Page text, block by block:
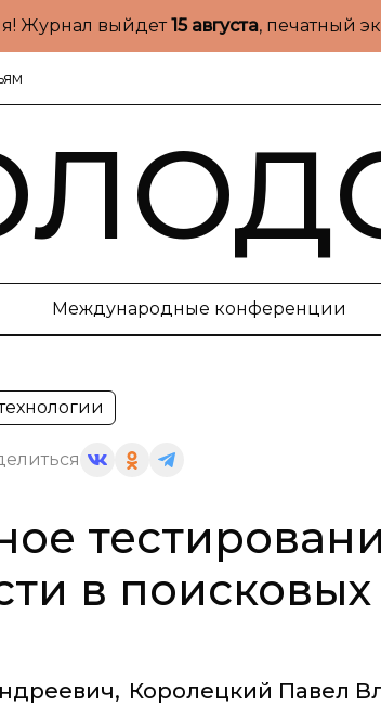
Журнал выйдет15 августа, печатный
Международные конференции
в поисковых
, Королецкий Павел